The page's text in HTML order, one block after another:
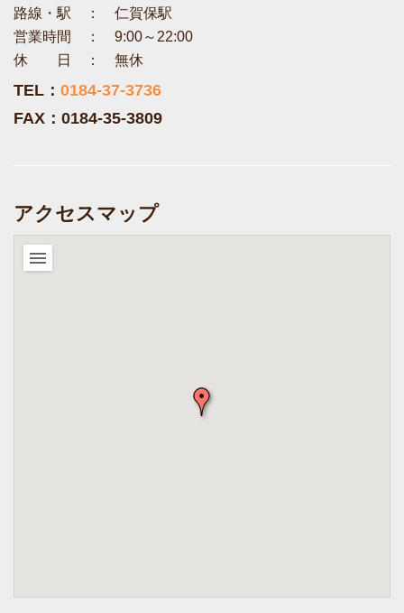
路線・駅 ： 仁賀保駅
営業時間 ： 9:00～22:00
休 日 ： 無休
TEL： 0184-37-3736
FAX：0184-35-3809
アクセスマップ